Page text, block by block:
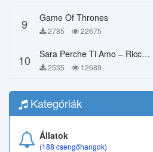
9 Game Of Thrones
2785 22675
10 Sara Perche Ti Amo – Ricchi E Poveri
2535 12689
Kategóriák
Állatok
(188 csengőhangok)